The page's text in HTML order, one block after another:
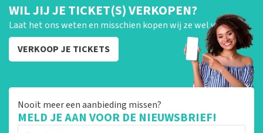
WIL JIJ JE TICKET(S) VERKOPEN?
Laat het ons weten en misschien kopen wij ze wel van je!
VERKOOP JE TICKETS
Nooit meer een aanbieding missen?
MELD JE AAN VOOR DE NIEUWSBRIEF!